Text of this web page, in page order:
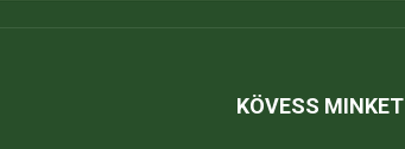
KÖVESS MINKET